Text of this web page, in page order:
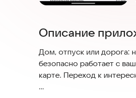
Описание
Дом, отпуск или дорога:
безопасно работает с
карте. Переход к